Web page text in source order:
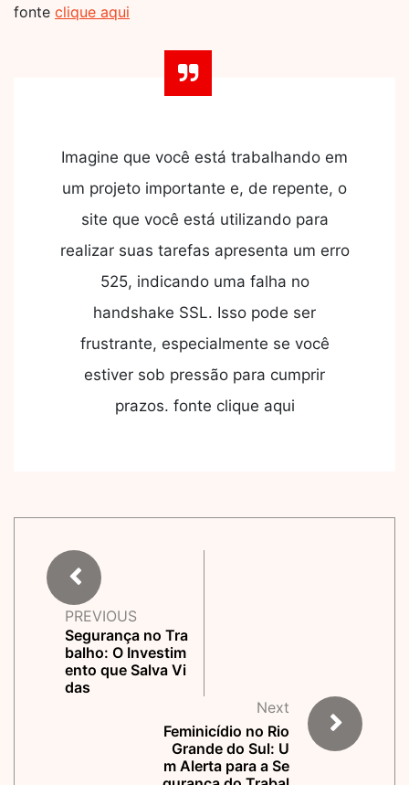
fonte clique aqui
Imagine que você está trabalhando em
um projeto importante e, de repente, o
site que você está utilizando para
realizar suas tarefas apresenta um erro
525, indicando uma falha no
handshake SSL. Isso pode ser
frustrante, especialmente se você
estiver sob pressão para cumprir
prazos. fonte clique aqui
PREVIOUS
Segurança no Tra
balho: O Investim
ento que Salva Vi
das
Next
Feminicídio no Rio
Grande do Sul: U
m Alerta para a Se